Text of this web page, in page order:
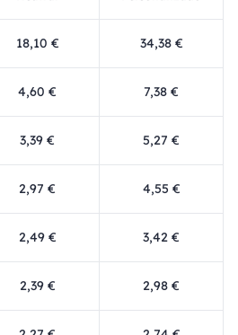
18,10 € 34,38 €
4,60 € 7,38 €
3,39 € 5,27 €
2,97 € 4,55 €
2,49 € 3,42 €
2,39 € 2,98 €